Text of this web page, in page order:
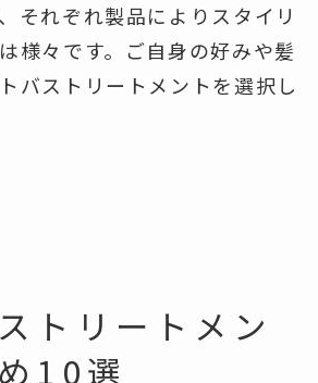
それぞれ製品によりスタイリ
様々です。ご自身の好みや髪
バストリートメントを選択し
トリートメン
10選